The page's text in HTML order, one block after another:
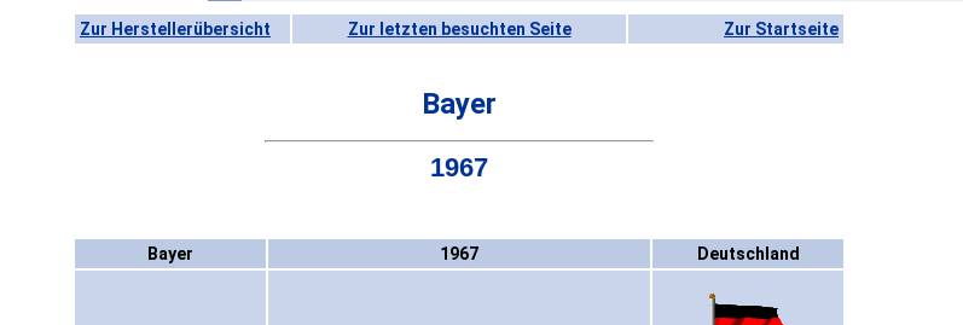
Zur Herstellerübersicht Zur letzten besuchten Seite Zur Startseite
Bayer
1967
Bayer 1967 Deutschland